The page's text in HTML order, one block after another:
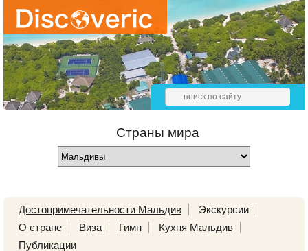
Страны мира
Достопримечательности Мальдив
Экскурсии
О стране
Виза Гимн
Кухня Мальдив
Публикации